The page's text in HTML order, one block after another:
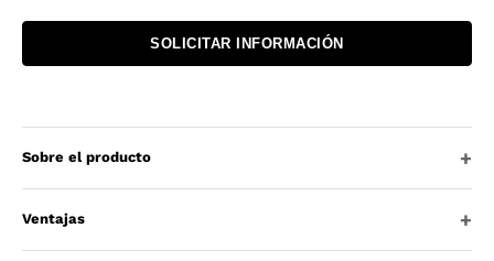
SOLICITAR INFORMACIÓN
Sobre el producto
Ventajas